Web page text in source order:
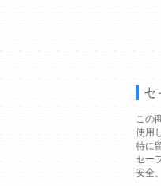
この
使用
特に
セー
安全